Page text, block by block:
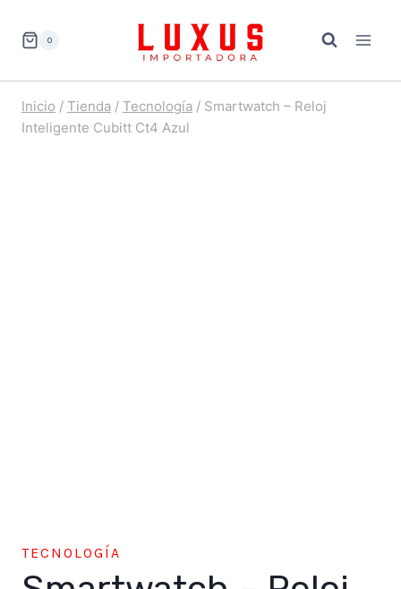
0
Inicio / Tienda / Tecnología / Smartwatch – Reloj
Inteligente Cubitt Ct4 Azul
TECNOLOGÍA